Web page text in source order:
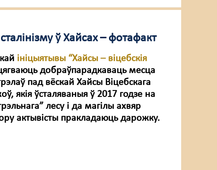
ў Хайсах – фотафакт
ініцыятывы “Хайсы – віцебскія
добраўпарадкаваць месца
пад вёскай Хайсы Віцебскага
якія ўсталяваныя ў 2017 годзе на
лесу і да магілы ахвяр
актывісты пракладаюць дарожку.